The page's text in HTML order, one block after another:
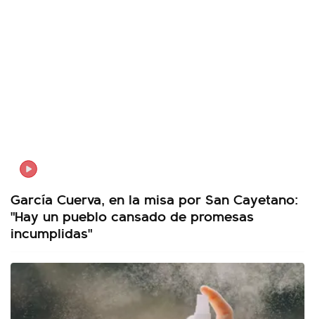
García Cuerva, en la misa por San Cayetano:
"Hay un pueblo cansado de promesas
incumplidas"